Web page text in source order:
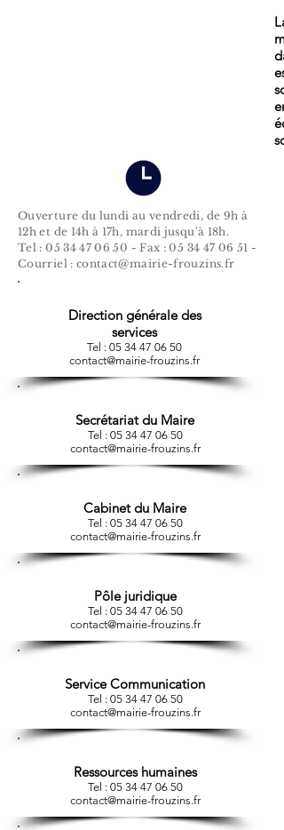
Ouverture du lundi au vendredi, de 9h à
12h et de 14h à 17h, mardi jusqu'à 18h.
Tel :05 34 47 06 50 - Fax :05 34 47 06 51 -
Courriel : contact@mairie-frouzins.fr
Direction générale des
services
Tel : 05 34 47 06 50
contact@mairie-frouzins.fr
Secrétariat du Maire
Tel : 05 34 47 06 50
contact@mairie-frouzins.fr
Cabinet du Maire
Tel : 05 34 47 06 50
contact@mairie-frouzins.fr
Pôle juridique
Tel : 05 34 47 06 50
contact@mairie-frouzins.fr
Service Communication
Tel : 05 34 47 06 50
contact@mairie-frouzins.fr
Ressources humaines
Tel : 05 34 47 06 50
contact@mairie-frouzins.fr